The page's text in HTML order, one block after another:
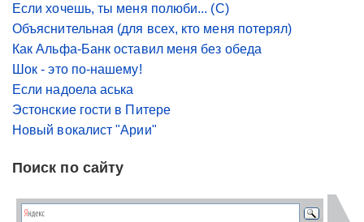
Если хочешь, ты меня полюби... (С)
Объяснительная (для всех, кто меня потерял)
Как Альфа-Банк оставил меня без обеда
Шок - это по-нашему!
Если надоела аська
Эстонские гости в Питере
Новый вокалист "Арии"
Поиск по сайту